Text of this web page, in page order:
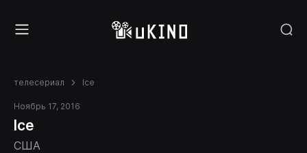
телесериал Ice
Ноябрь 17, 2016
Ice
США